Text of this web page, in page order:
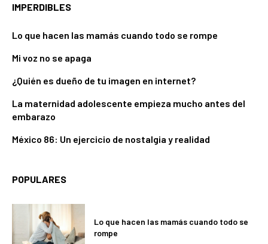
IMPERDIBLES
Lo que hacen las mamás cuando todo se rompe
Mi voz no se apaga
¿Quién es dueño de tu imagen en internet?
La maternidad adolescente empieza mucho antes del
embarazo
México 86: Un ejercicio de nostalgia y realidad
POPULARES
Lo que hacen las mamás cuando todo se
rompe